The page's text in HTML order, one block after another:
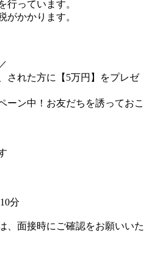
行っています。
かかります。
された方に【5万円】をプレゼ
ーン中！お友だちを誘っておこ
分
、面接時にご確認をお願いいた